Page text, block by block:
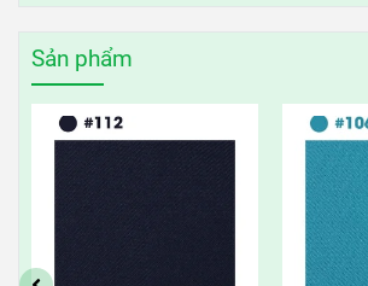
Sản phẩm